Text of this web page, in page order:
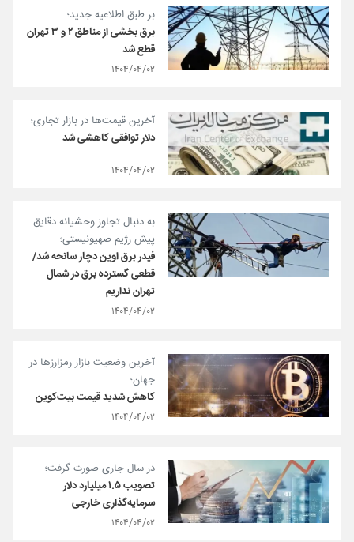
بر طبق اطلاعیه جدید؛
برق بخشی از مناطق ۲ و ۳ تهران
قطع شد
۱۴۰۴/۰۴/۰۲
آخرین قیمت‌ها در بازار تجاری؛
دلار توافقی کاهشی شد
۱۴۰۴/۰۴/۰۲
به دنبال تجاوز وحشیانه دقایق
پیش رژیم صهیونیستی؛
فیدر برق اوین دچار سانحه شد/
قطعی گسترده برق در شمال
تهران نداریم
۱۴۰۴/۰۴/۰۲
آخرین وضعیت بازار رمزارزها در
جهان؛
کاهش شدید قیمت بیت‌کوین
۱۴۰۴/۰۴/۰۲
در سال جاری صورت گرفت؛
تصویب ۱.۵ میلیارد دلار
سرمایه‌گذاری خارجی
۱۴۰۴/۰۴/۰۲